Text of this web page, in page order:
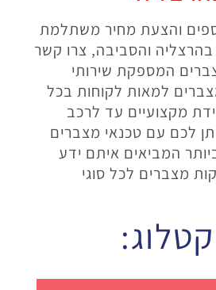
והצעת מחיר משתלמת
והסביבה, צרו קשר
המספקת שירותי
למאות לקוחות בכל
מקצועיים עד לרכב
לכם עם טכנאי מצברים
המביאים איתם ידע
מצברים לכל סוגי